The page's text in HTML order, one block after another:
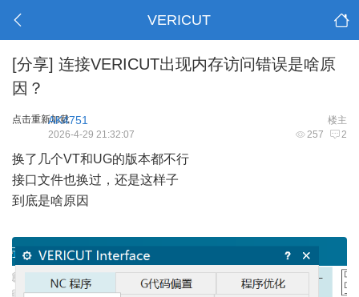
VERICUT
[分享] 连接VERICUT出现内存访问错误是啥原
因？
点击重新加载 楼主
AK4751
257 2
2026-4-29 21:32:07
换了几个VT和UG的版本都不行
接口文件也换过，还是这样子
到底是啥原因